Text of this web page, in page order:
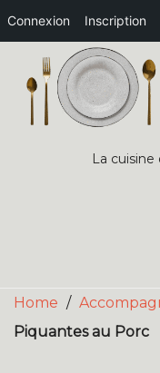
Connexion Inscription
content
La
Home /
Piquantes au Porc